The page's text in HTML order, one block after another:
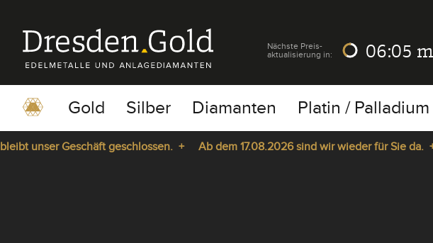
Nächste Preis-
aktualisierung in:
06:05
Gold Silber Diamanten Platin / Palladium
unser Geschäft geschlossen. + Ab dem 17.08.2026 sind wir wieder für Sie da. +